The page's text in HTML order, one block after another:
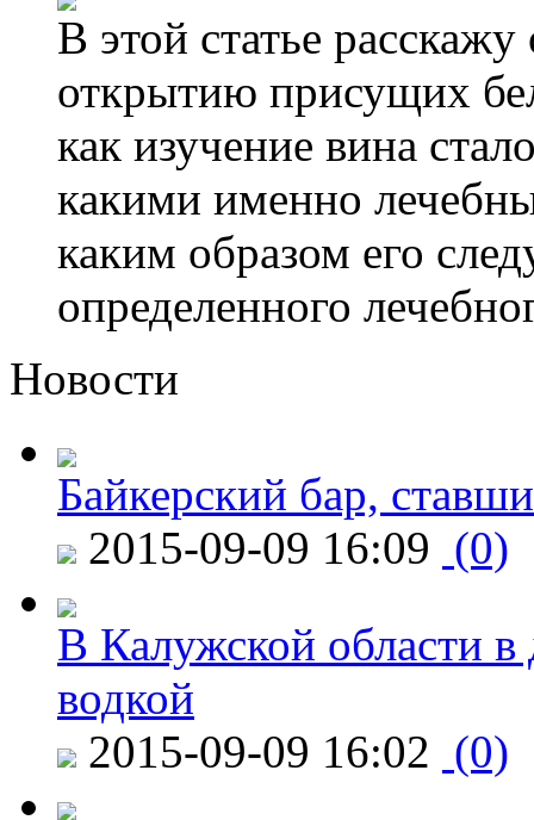
В этой статье
открытию присущих
как изучение вина
какими именно
каким образом его
определенного
Новости
Байкерский бар,
2015-09-09 16:09 (0)
В Калужской области в
водкой
2015-09-09 16:02 (0)